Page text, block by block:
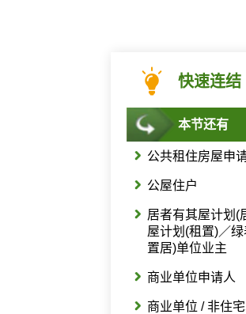
快速连结
本节还有
公共租住房屋申
公屋住户
居者有其屋计划(
屋计划(租置)／
置居)单位业主
商业单位申请人
商业单位 / 非住